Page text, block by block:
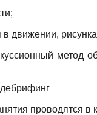
движении,
метод
проводятся в